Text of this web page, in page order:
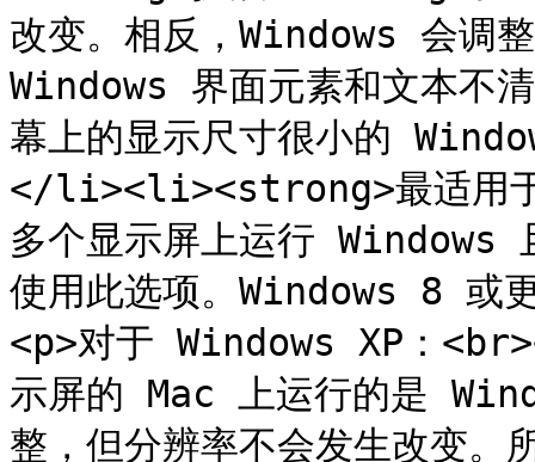
改变。相反，Windows 会调
Windows 界面元素和文本不
幕上的显示尺寸很小的
</li><li><strong>最适用于
多个显示屏上运行
使用此选项。Windows 8
<p>对于 Windows XP：
示屏的 Mac 上运行的是
整，但分辨率不会发生改变